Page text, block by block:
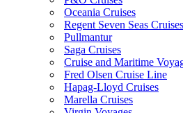
Oceania Cruises
Regent Seven Seas Cruises
Pullmantur
Saga Cruises
Cruise and Maritime
Fred Olsen Cruise Line
Hapag-Lloyd Cruises
Marella Cruises